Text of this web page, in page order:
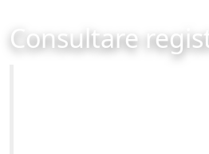
Consultare